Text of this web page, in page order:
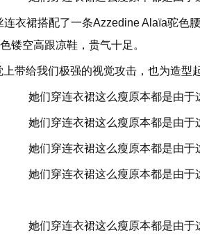
衣裙搭配了一条Azzedine Alaïa驼色
镂空高跟凉鞋，贵气十足。
带给我们极强的视觉攻击，也为造型